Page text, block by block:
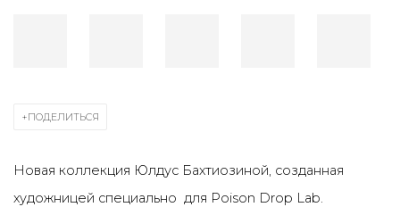
ПОДЕЛИТЬСЯ
Новая коллекция Юлдус Бахтиозиной, созданная
художницей специально для Poison Drop Lab.